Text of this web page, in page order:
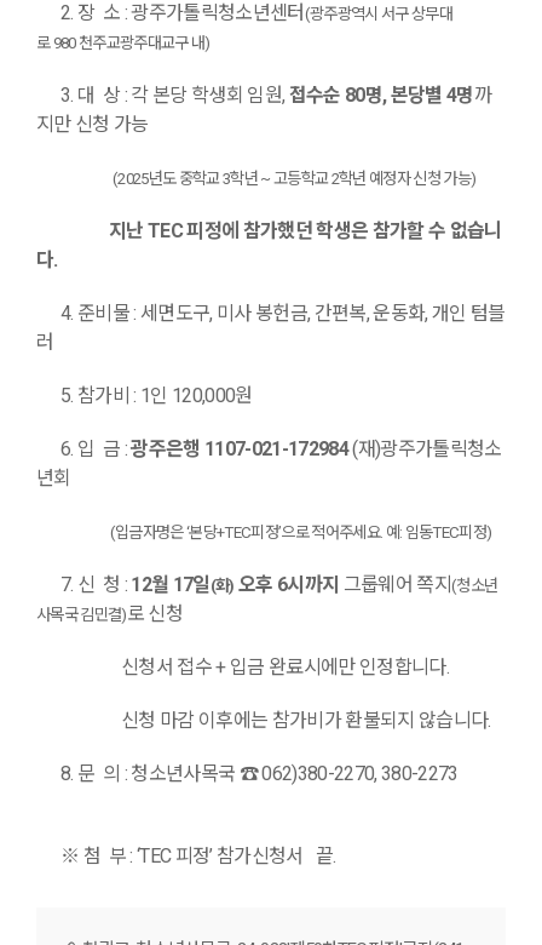
2. 장 소 :광주가톨릭청소년센터 (광주광역시 서구 상무대
로 980 천주교광주대교구 내)
3. 대 상 : 각 본당 학생회 임원, 접수순 80명,본당별4명까
지만 신청 가능
(2025년도 중학교3학년 ~고등학교2학년 예정자 신청 가능)
지난TEC피정에 참가했던 학생은 참가할 수 없습니
다.
4. 준비 물: 세면도구, 미사 봉헌금, 간편복,운동화,개인 텀블
러
5. 참가비: 1인 120,000원
6. 입 금 :광주은행 1107-021-172984(재)광주가톨릭청소
년회
(입금자명은‘본당+TEC피정’으로 적어주세요. 예 : 임동TEC피정)
7. 신 청 : 12월 17일 (화) 오후 6시까지 그룹웨어 쪽지(청소년
사목국 김민결)로 신청
신청서 접수+ 입금 완료시에만 인정합니다.
신청 마감 이후에는 참가비가 환불되지 않습니다.
8. 문 의 : 청소년사목국 ☎062)380-2270, 380-2273
※ 첨 부: ‘TEC 피정’ 참가신청서 끝.